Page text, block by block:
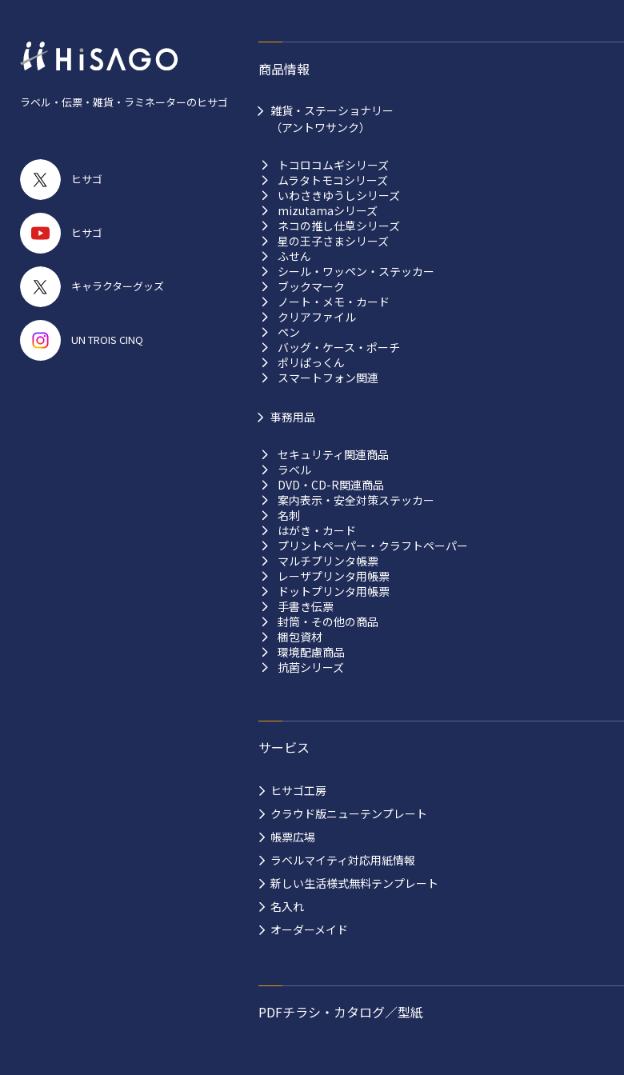
ラベル・伝票・雑貨・ラミネーターのヒサゴ
ヒサゴ
ヒサゴ
キャラクターグッズ
UN TROIS CINQ
商品情報
雑貨・ステーショナリー
（アントワサンク）
トコロコムギシリーズ
ムラタトモコシリーズ
いわさきゆうしシリーズ
mizutamaシリーズ
ネコの推し仕草シリーズ
星の王子さまシリーズ
ふせん
シール・ワッペン・ステッカー
ブックマーク
ノート・メモ・カード
クリアファイル
ペン
バッグ・ケース・ポーチ
ポリぱっくん
スマートフォン関連
事務用品
セキュリティ関連商品
ラベル
DVD・CD-R関連商品
案内表示・安全対策ステッカー
名刺
はがき・カード
プリントペーパー・クラフトペーパー
マルチプリンタ帳票
レーザプリンタ用帳票
ドットプリンタ用帳票
手書き伝票
封筒・その他の商品
梱包資材
環境配慮商品
抗菌シリーズ
サービス
ヒサゴ工房
クラウド版ニューテンプレート
帳票広場
ラベルマイティ対応用紙情報
新しい生活様式無料テンプレート
名入れ
オーダーメイド
PDFチラシ・カタログ／型紙